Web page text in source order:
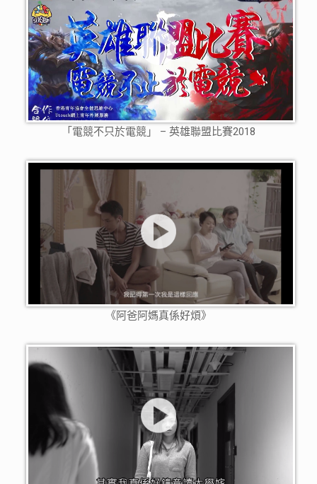
「電競不只於電競」 – 英雄聯盟比賽2018
《阿爸阿媽真係好煩》